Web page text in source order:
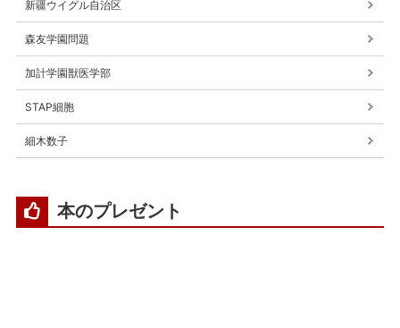
新疆ウイグル自治区
森友学園問題
加計学園獣医学部
STAP細胞
細木数子
本のプレゼント